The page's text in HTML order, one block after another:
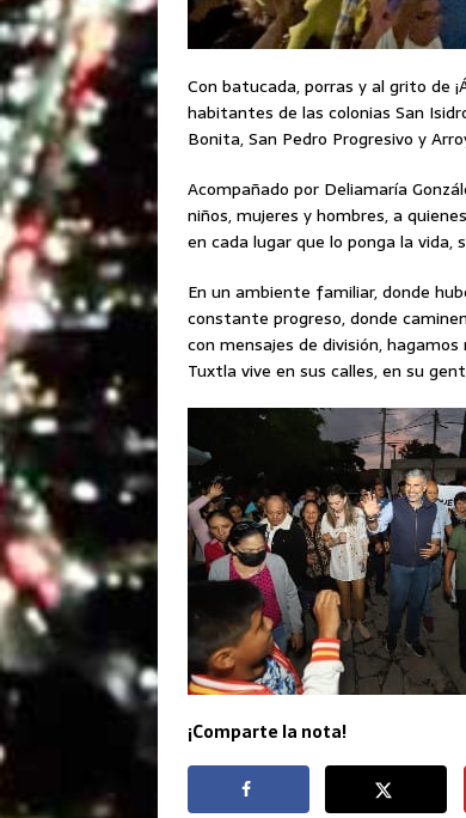
Con batucada, porras y al grito de
habitantes de las colonias San
Bonita, San Pedro Progresivo y
Acompañado por Deliamaría
niños, mujeres y hombres, a
en cada lugar que lo ponga la
En un ambiente familiar, donde
constante progreso, donde
con mensajes de división,
Tuxtla vive en sus calles, en su
¡Comparte la nota!